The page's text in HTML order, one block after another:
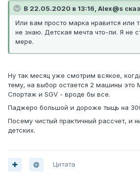
В 22.05.2020 в 13:16, Alex@s
Или вам просто марка нравится или
не знаю. Детская мечта что-ли. Я не
мере.
Ну так месяц уже смотрим всякое,
тему, на выбор остается 2 машины
Спортаж и SGV - вроде бы все.
Паджеро большой и дороже тыщь на
Посему чистый практичный рассчет, и
детских.
Цитата